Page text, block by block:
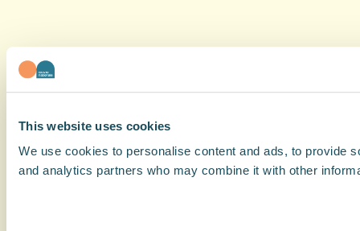
This website uses cookies
We use cookies to personalise content and ads, to provide
and analytics partners who may combine it with other